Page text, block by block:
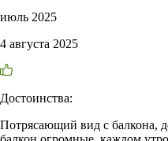
июль 2025
4 августа 2025
Достоинства:
Потрясающий вид с балкона,